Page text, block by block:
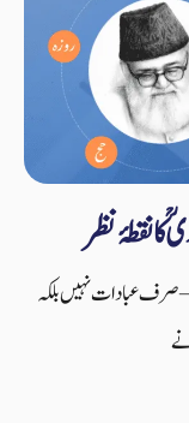
کا نقطۂ نظر
عبادات نہیں بلکہ